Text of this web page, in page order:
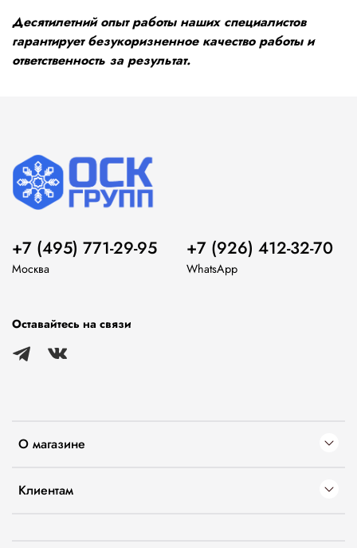
Десятилетний опыт работы наших специалистов
гарантирует безукоризненное качество работы и
ответственность за результат.
О магазине
Клиентам
+7 (495) 771-29-95
Москва
+7 (926) 412-32-70
WhatsApp
Оставайтесь на связи